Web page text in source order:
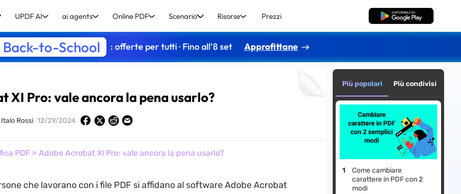
UPDF AI ai agents Online PDF Scenario Risorse Prezzi Download Gratis
Back-to-School : offerte per tutti · Fino all’8 set Approfittane
XI Pro: vale ancora la pena usarlo?
Italo Rossi 12/29/2024
PDF» Adobe Acrobat XI Pro: vale ancora la pena usarlo?
che lavorano con i file PDF si affidano al software Adobe Acrobat
Più popolari Più condivisi
Come cambiare
carattere in PDF con 2
modi